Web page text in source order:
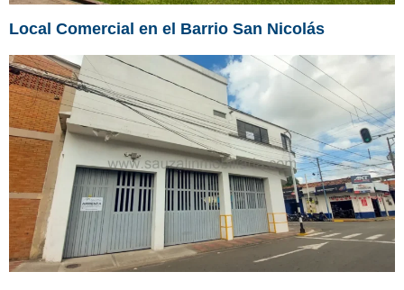
Local Comercial en el Barrio San Nicolás